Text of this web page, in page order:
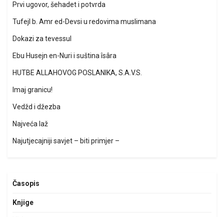
Prvi ugovor, šehadet i potvrda
Tufejl b. Amr ed-Devsi u redovima muslimana
Dokazi za tevessul
Ebu Husejn en-Nuri i suština îsâra
HUTBE ALLAHOVOG POSLANIKA, S.A.V.S.
Imaj granicu!
Vedžd i džezba
Najveća laž
Najutjecajniji savjet – biti primjer –
Časopis
Knjige